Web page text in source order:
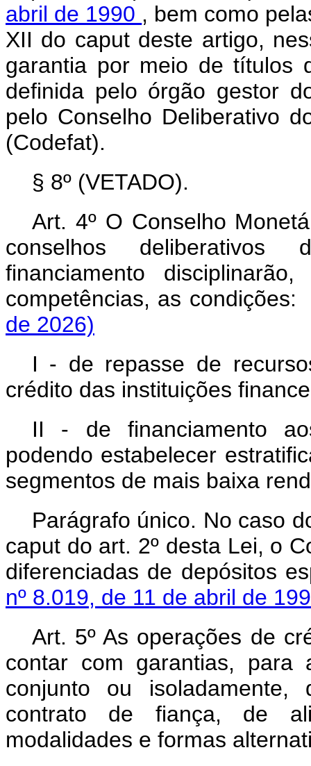
abril de 1990 , bem como
XII do caput deste artigo,
garantia por meio de títulos
definida pelo órgão gestor
pelo Conselho Deliberativo
(Codefat).
§ 8º (VETADO).
Art. 4º O Conselho
conselhos deliberativos
financiamento
competências, as
de 2026)
I - de repasse de
crédito das instituições
II - de financiamento
podendo estabelecer
segmentos de mais baixa
Parágrafo único. No caso
caput do art. 2º desta Lei, o
diferenciadas de depósitos
nº 8.019, de 11 de abril de
Art. 5º As operações de
contar com garantias,
conjunto ou
contrato de fiança, de
modalidades e formas